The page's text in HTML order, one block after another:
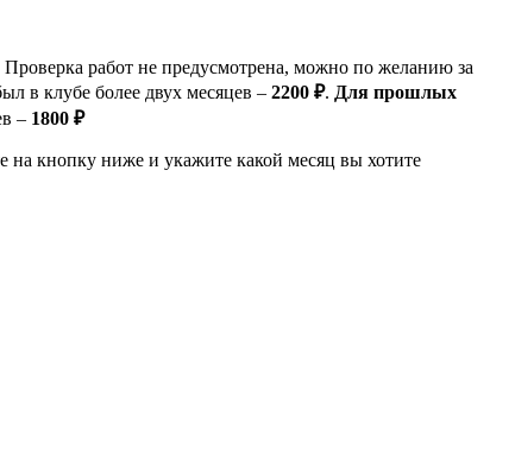
работ не предусмотрена, можно по желанию за
в клубе более двух месяцев – 2200 ₽. Для прошлых
– 1800 ₽
кнопку ниже и укажите какой месяц вы хотите